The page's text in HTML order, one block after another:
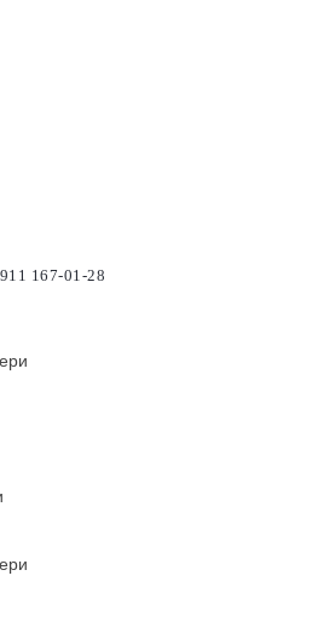
167-01-28